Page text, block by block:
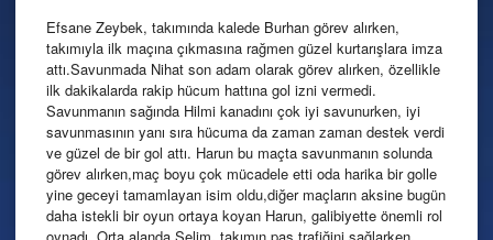
Efsane Zeybek, takımında kalede Burhan görev alırken,
takımıyla ilk maçına çıkmasına rağmen güzel kurtarışlara imza
attı.Savunmada Nihat son adam olarak görev alırken, özellikle
ilk dakikalarda rakip hücum hattına gol izni vermedi.
Savunmanın sağında Hilmi kanadını çok iyi savunurken, iyi
savunmasının yanı sıra hücuma da zaman zaman destek verdi
ve güzel de bir gol attı. Harun bu maçta savunmanın solunda
görev alırken,maç boyu çok mücadele etti oda harika bir golle
yine geceyi tamamlayan isim oldu,diğer maçların aksine bugün
daha istekli bir oyun ortaya koyan Harun, galibiyette önemli rol